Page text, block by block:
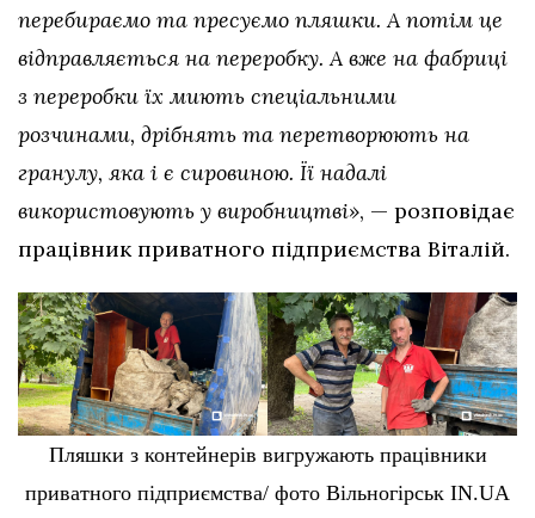
перебираємо та пресуємо пляшки. А потім це
відправляється на переробку. А вже на фабриці
з переробки їх миють спеціальними
розчинами, дрібнять та перетворюють на
гранулу, яка і є сировиною. Її надалі
використовують у виробництві», — розповідає
працівник приватного підприємства Віталій.
Пляшки з контейнерів вигружають працівники
приватного підприємства/ фото Вільногірськ IN.UA